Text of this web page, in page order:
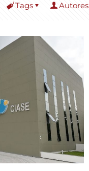
Tags Autores